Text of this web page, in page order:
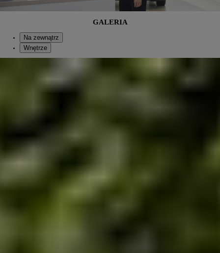
GALERIA
Na zewnątrz
Wnętrze